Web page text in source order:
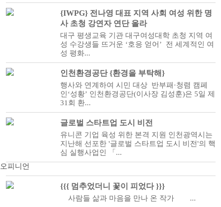
{IWPG} 전나영 대표 지역 사회 여성 위한 명
사 초청 강연자 연단 올라
대구 평생교육 기관 대구여성대학 초청 지역 여
성 수강생들 뜨거운 ‘호응 얻어’ 전 세계적인 여
성 평화...
인천환경공단 {환경을 부탁해}
행사와 연계하여 시민 대상 반부패·청렴 캠페
인‘성황’ 인천환경공단(이사장 김성훈)은 5일 제
31회 환...
글로벌 스타트업 도시 비전
유니콘 기업 육성 위한 본격 지원 인천광역시는
지난해 선포한 '글로벌 스타트업 도시 비전'의 핵
심 실행사업인 「...
오피니언
{{{ 멈추었더니 꽃이 피었다 }}}
사람들 삶과 마음을 만나 온 작가 ...